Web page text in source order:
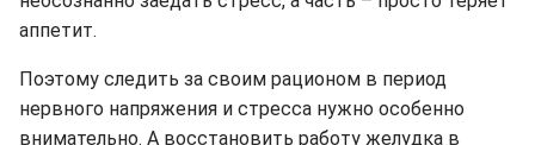
аппетит.
Поэтому следить за своим рационом в период
нервного напряжения и стресса нужно особенно
внимательно. А восстановить работу желудка в